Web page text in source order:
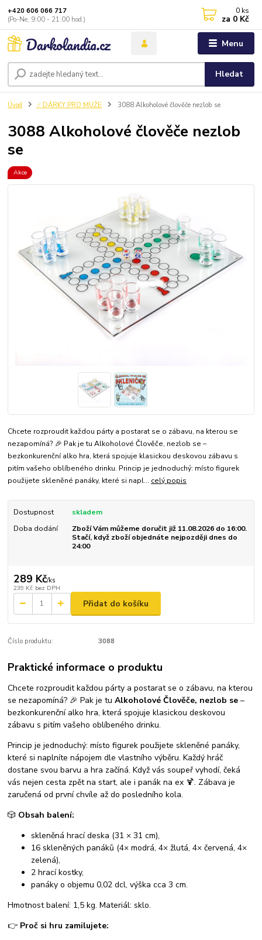
Menu
Hledat
+420 606 066 717
(Po-Ne, 9:00 - 21:00 hod.)
0 ks
za 0 Kč
Úvod ♂️ DÁRKY PRO MUŽE 3088 Alkoholové člověče nezlob se
3088 Alkoholové člověče nezlob
se
Akce
Chcete rozproudit každou párty a postarat se o zábavu, na kterou se
nezapomíná? 🎉 Pak je tu Alkoholové Člověče, nezlob se –
bezkonkurenční alko hra, která spojuje klasickou deskovou zábavu s
pitím vašeho oblíbeného drinku. Princip je jednoduchý: místo figurek
použijete skleněné panáky, které si napl... celý popis
Dostupnost
skladem
Doba dodání
Zboží Vám můžeme doručit již 11.08.2026 do 16:00.
Stačí, když zboží objednáte nejpozději dnes do
24:00
289 Kč/ks
239 Kč bez DPH
Přidat do košíku
Číslo produktu: 3088
Praktické informace o produktu
Chcete rozproudit každou párty a postarat se o zábavu, na kterou
se nezapomíná? 🎉 Pak je tuAlkoholové Člověče, nezlob se –
bezkonkurenční alko hra, která spojuje klasickou deskovou
zábavu s pitím vašeho oblíbeného drinku.
Princip je jednoduchý: místo figurek použijete skleněné panáky,
které si naplníte nápojem dle vlastního výběru. Každý hráč
dostane svou barvu a hra začíná. Když vás soupeř vyhodí, čeká
vás nejen cesta zpět na start, ale i panák na ex 🍹. Zábava je
zaručená od první chvíle až do posledního kola.
🎲 Obsah balení:
skleněná hrací deska (31 × 31 cm),
16 skleněných panáků (4× modrá, 4× žlutá, 4× červená, 4×
zelená),
2 hrací kostky,
panáky o objemu 0,02 dcl, výška cca 3 cm.
Hmotnost balení: 1,5 kg. Materiál: sklo.
👉 Proč si hru zamilujete: